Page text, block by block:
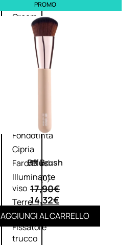
Cream
Fondotinta
Cipria
Fard/Blush
Illuminante
viso
Terre
abbronzanti
Fissatore
trucco
PROMO
Bff Brush
(0)
17,90€
14,32€
AGGIUNGI AL CARRELLO